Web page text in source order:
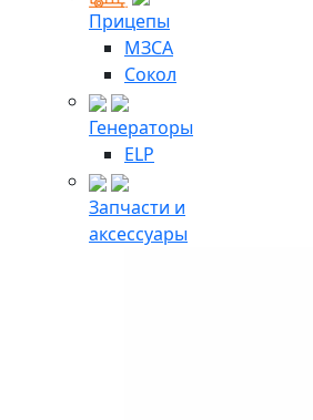
Прицепы
МЗСА
Сокол
Генераторы
ELP
Запчасти и
аксессуары